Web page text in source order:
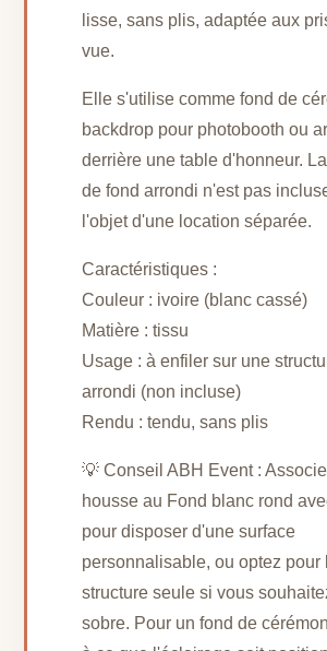
lisse, sans plis, adaptée aux
vue.
Elle s'utilise comme fond de
backdrop pour photobooth ou
derrière une table d'honneur.
de fond arrondi n'est pas
l'objet d'une location séparée.
Caractéristiques :
Couleur : ivoire (blanc cassé)
Matière : tissu
Usage : à enfiler sur une
arrondi (non incluse)
Rendu : tendu, sans plis
💡 Conseil ABH Event :
housse au Fond blanc rond
pour disposer d'une surface
personnalisable, ou optez pour
structure seule si vous
sobre. Pour un fond de